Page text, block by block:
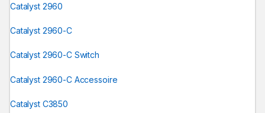
Catalyst 2960
Catalyst 2960-C
Catalyst 2960-C Switch
Catalyst 2960-C Accessoire
Catalyst C3850